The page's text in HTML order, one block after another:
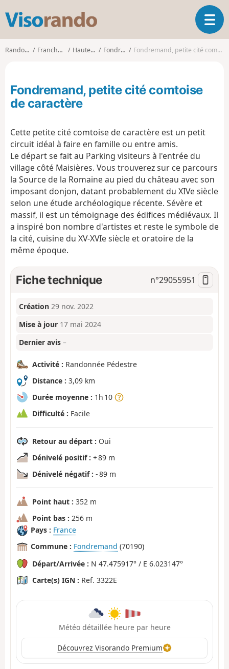
s
o
d
O
u
a
i
o
Randonnées Franche-Comté Haute-Saône Fondremand Fondremand, petite cité comtoise de caractère
Fondremand, petite cité comtoise
de caractère
Cette petite cité comtoise de caractère est un petit
circuit idéal à faire en famille ou entre amis.
Le départ se fait au Parking visiteurs à l'entrée du
village côté Maisières. Vous trouverez sur ce parcours
la Source de la Romaine au pied du château avec son
imposant donjon, datant probablement du XIVe siècle
selon une étude archéologique récente. Sévère et
massif, il est un témoignage des édifices médiévaux. Il
a inspiré bon nombre d'artistes et reste le symbole de
la cité, cuisine du XV-XVIe siècle et oratoire de la
même époque.
Fiche technique n°29055951
Création 29 nov. 2022
Mise à jour 17 mai 2024
Dernier avis –
Activité : Randonnée Pédestre
Distance : 3,09 km
Durée moyenne : 1h 10
Difficulté : Facile
Retour au départ : Oui
Dénivelé positif : + 89 m
Dénivelé négatif : - 89 m
Point haut : 352 m
Point bas : 256 m
Pays : France
Commune : Fondremand (70190)
Départ/Arrivée : N 47.475917° / E 6.023147°
Carte(s) IGN : Ref. 3322E
Météo détaillée heure par heure
Découvrez Visorando Premium